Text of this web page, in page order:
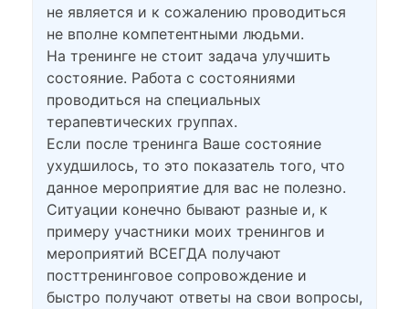
не является и к сожалению проводиться
не вполне компетентными людьми.
На тренинге не стоит задача улучшить
состояние. Работа с состояниями
проводиться на специальных
терапевтических группах.
Если после тренинга Ваше состояние
ухудшилось, то это показатель того, что
данное мероприятие для вас не полезно.
Ситуации конечно бывают разные и, к
примеру участники моих тренингов и
мероприятий ВСЕГДА получают
посттренинговое сопровождение и
быстро получают ответы на свои вопросы,